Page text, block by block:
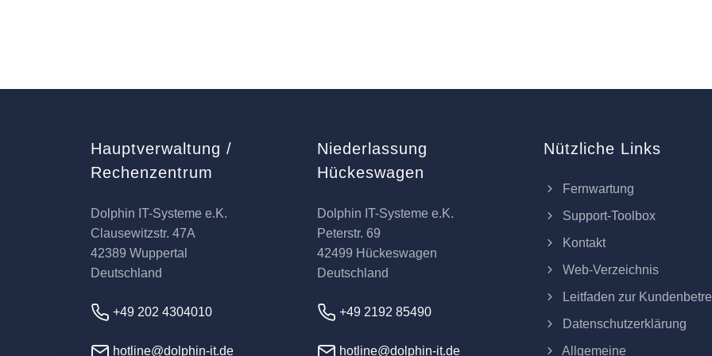
Hauptverwaltung /
Rechenzentrum
Dolphin IT-Systeme e.K.
Clausewitzstr. 47A
42389 Wuppertal
Deutschland
+49 202 4304010
hotline@dolphin-it.de
Niederlassung
Hückeswagen
Dolphin IT-Systeme e.K.
Peterstr. 69
42499 Hückeswagen
Deutschland
+49 2192 85490
hotline@dolphin-it.de
Nützliche Links
Fernwartung
Support-Toolbox
Kontakt
Web-Verzeichnis
Leitfaden zur
Datenschutzerklärung
Allgemeine